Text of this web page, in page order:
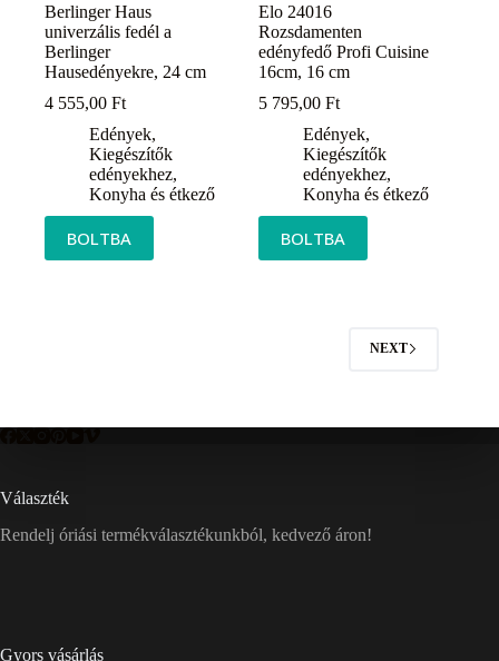
Berlinger Haus
univerzális fedél a
Berlinger
Hausedényekre, 24 cm
4 555,00 Ft
Edények,
Kiegészítők
edényekhez,
Konyha és étkező
BOLTBA
Elo 24016
Rozsdamenten
edényfedő Profi Cuisine
16cm, 16 cm
5 795,00Ft
Edények,
Kiegészítők
edényekhez,
Konyha és étkező
BOLTBA
NEXT
Választék
Rendelj óriási termékválasztékunkból, kedvező áron!
Gyors vásárlás